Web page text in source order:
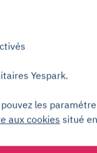
Yespark.
les
aux cookies situé